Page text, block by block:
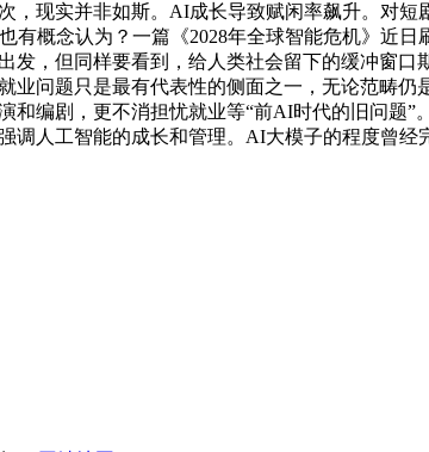
，现实并非如斯。AI成长导致赋闲率飙升。对
有概念认为？一篇《2028年全球智能危机》近
发，但同样要看到，给人类社会留下的缓冲窗
业问题只是最有代表性的侧面之一，无论范畴
和编剧，更不消担忧就业等“前AI时代的旧问题
人工智能的成长和管理。AI大模子的程度曾经